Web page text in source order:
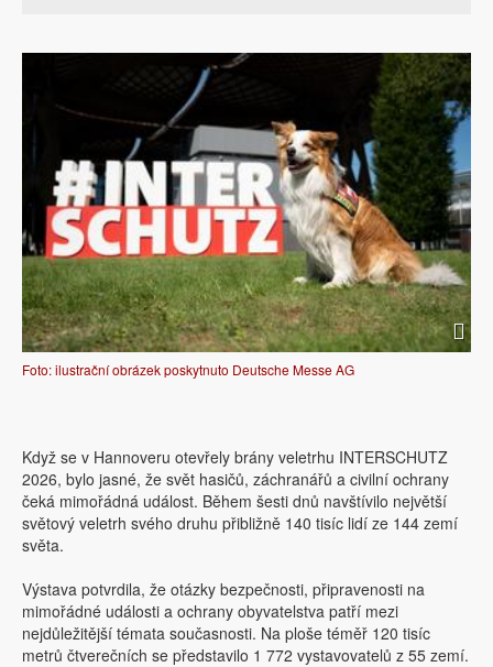
Foto: ilustrační obrázek poskytnuto Deutsche Messe AG
Když se v Hannoveru otevřely brány veletrhu INTERSCHUTZ
2026, bylo jasné, že svět hasičů, záchranářů a civilní ochrany
čeká mimořádná událost. Během šesti dnů navštívilo největší
světový veletrh svého druhu přibližně 140 tisíc lidí ze 144 zemí
světa.
Výstava potvrdila, že otázky bezpečnosti, připravenosti na
mimořádné události a ochrany obyvatelstva patří mezi
nejdůležitější témata současnosti. Na ploše téměř 120 tisíc
metrů čtverečních se představilo 1 772 vystavovatelů z 55 zemí.